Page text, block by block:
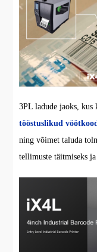
3PL ladude jaoks, kus
tööstuslikud
ning võimet taluda
tellimuste täitmiseks ja